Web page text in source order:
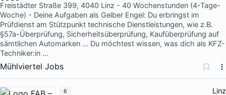
Freistädter Straße 399, 4040 Linz - 40 Wochenstunden (4-Tage-
Woche) - Deine Aufgaben als Gelber Engel: Du erbringst im
Prüfdienst am Stützpunkt technische Dienstleistungen, wie z.B.
§57a-Überprüfung, Sicherheitsüberprüfung, Kaufüberprüfung auf
sämtlichen Automarken … Du möchtest wissen, was dich als KFZ-
Techniker:in …
Mühlviertel Jobs
Linz
6